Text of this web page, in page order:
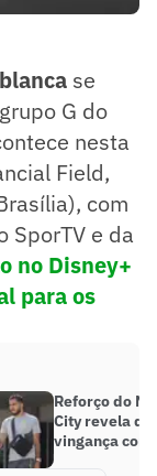
se
G do
nesta
Field,
com
SporTV e da
no Disney+
para os
Reforço do
City revela
vingança